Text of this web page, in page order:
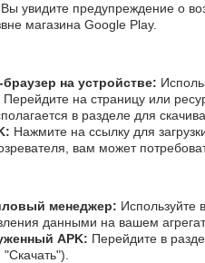
увидите предупреждение о
магазина Google Play.
на устройстве:
Перейдите на страницу или
в разделе для
Нажмите на ссылку для
вам может
менеджер:
данными на вашем
APK: Перейдите в